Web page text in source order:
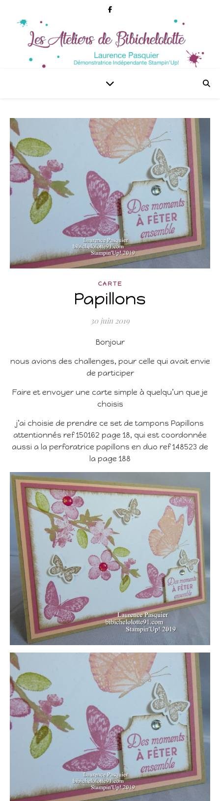
CARTE
Papillons
30 juin 2019
Bonjour
nous avions des challenges, pour celle qui avait envie
de participer
Faire et envoyer une carte simple à quelqu’un que je
choisis
j’ai choisie de prendre ce set de tampons Papillons
attentionnés ref 150162 page 18, qui est coordonnée
aussi a la perforatrice papillons en duo ref 148523 de
la page 188